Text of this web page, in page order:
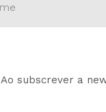
Ao subscrever a